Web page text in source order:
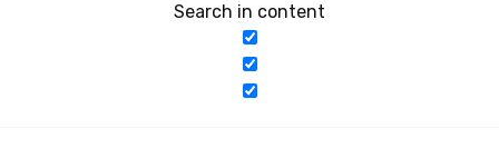
Search in content